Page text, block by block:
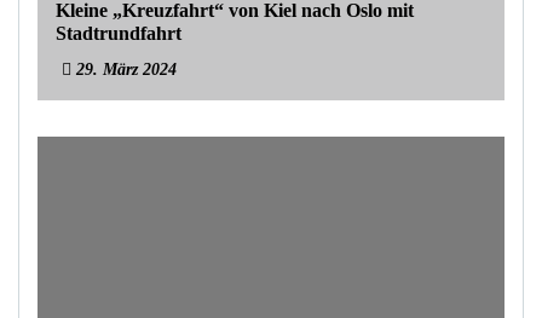
Kleine „Kreuzfahrt“ von Kiel nach Oslo mit
Stadtrundfahrt
29. März 2024